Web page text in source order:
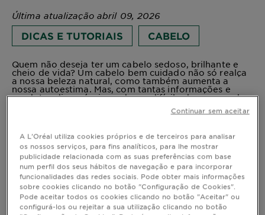
Última atualização abril 09, 2026
DICAS E TUTORIAIS CABELO
Quem não deseja ter um cabelo sedoso, brilhante e
cheio de vida? Um cabelo bem cuidado não só realça
a nossa beleza natural, como também aumenta a
nossa autoestima. Mas, com tantas informações e
produtos disponíveis, pode ser difícil saber por onde
apresenta os produtos essenciais da Garnier para
Na Garnier, acreditamos que a beleza deve ser
acessível a todos, sem comprometer a saúde do
planeta. Por isso, os nossos produtos combinam o
poder da natureza com a mais recente tecnologia
verde, a BIOTECH, para te oferecer resultados
eficazes e sustentáveis. Descobre como ter um cabelo
sedoso com os nossos truques e produtos!
A L'Oréal utiliza cookies próprios e de terceiros para analisar
os nossos serviços, para fins analíticos, para lhe mostrar
publicidade relacionada com as suas preferências com base
num perfil dos seus hábitos de navegação e para incorporar
funcionalidades das redes sociais. Pode obter mais informações
sobre cookies clicando no botão "Configuração de Cookies".
Pode aceitar todos os cookies clicando no botão "Aceitar" ou
configurá-los ou rejeitar a sua utilização clicando no botão
Continuar sem aceitar